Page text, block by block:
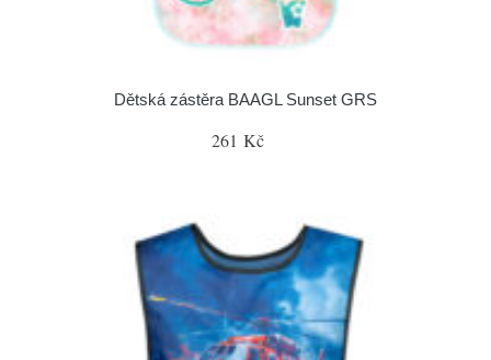
Dětská zástěra BAAGL Sunset GRS
261 Kč